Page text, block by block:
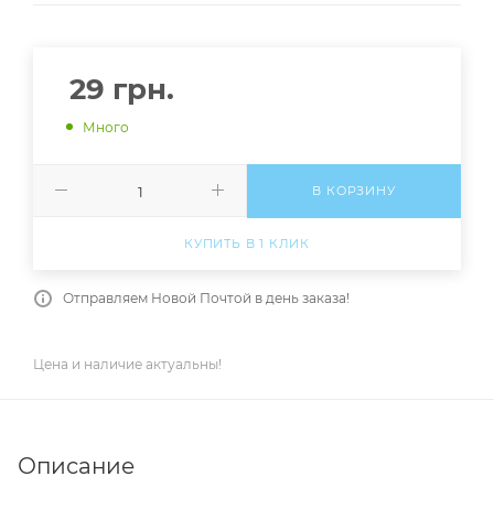
29 грн.
Много
В КОРЗИНУ
КУПИТЬ В 1 КЛИК
Отправляем Новой Почтой в день заказа!
Цена и наличие актуальны!
Описание